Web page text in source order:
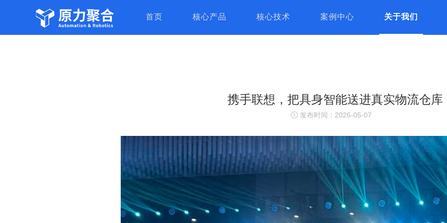
首页 核心产品 核心技术 案例中心 关于我们
携手联想，把具身智能送进真实物流仓库
发布时间：2026-05-07